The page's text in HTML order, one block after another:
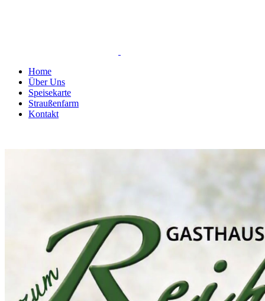
Home
Über Uns
Speisekarte
Straußenfarm
Kontakt